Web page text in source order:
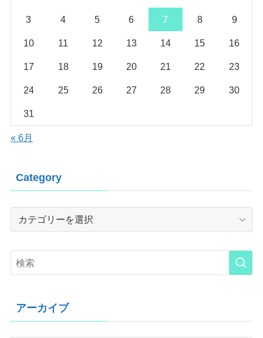
3 4 5 6 7 8 9
10 11 12 13 14 15 16
17 18 19 20 21 22 23
24 25 26 27 28 29 30
31
« 6月
Category
Category
アーカイブ